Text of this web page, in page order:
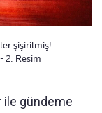
şişirilmiş!
2. Resim
ile gündeme